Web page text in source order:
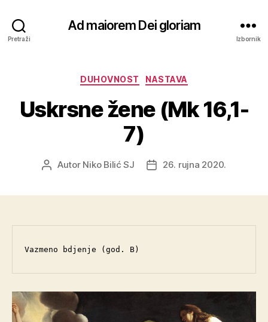
Pretraži
Ad maiorem Dei gloriam
Izbornik
Kategorije
DUHOVNOST NASTAVA
Uskrsne žene (Mk 16,1-
7)
AutorAutor Niko Bilić SJ
Datum
26. rujna 2020.
Vazmeno bdjenje (god. B)